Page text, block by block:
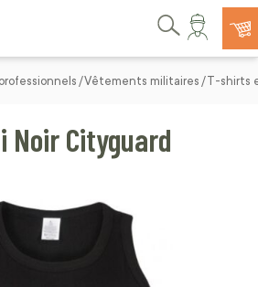
Rechercher
Vêtements militaires T-shirts
Noir Cityguard